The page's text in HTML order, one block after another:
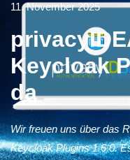
11. November 2025
Keycloak
da
Wir freuen uns über das
Keycloak Plugins 1.6.0.